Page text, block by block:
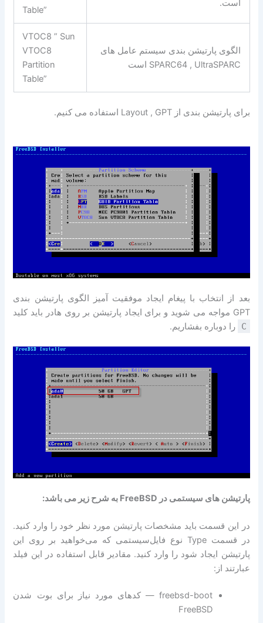
است.
Table”
الگوی پارتیشن بندی سیستم عامل های
SPARC64 , UltraSPARC است
VTOC8 ” Sun
VTOC8
Partition
Table”
برای پارتیشن بندی از Layout , GPT استفاده می کنیم.
بعد از انتخاب با پیغام ایجاد موفقیت آمیز الگوی پارتیشن بندی
GPT مواجه می شوید و برای ایجاد پارتیشن بر روی هادر باید کلید
C را دوباره بفشاریم.
پارتیشن های سیستمی در FreeBSD به شرح زیر می باشد:
در این قسمت باید مشخصات پارتیشن مورد نظر خود را وارد کنید.
در قسمت Type نوع فایل‌سیستمی که می‌خواهید بر روی این
پارتیشن ایجاد شود را وارد کنید. مقادیر قابل استفاده در این فیلد
عبارتند از:
freebsd-boot — کدهای مورد نیاز برای بوت شدن
FreeBSD